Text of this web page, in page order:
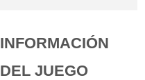
INFORMACIÓN
DEL JUEGO